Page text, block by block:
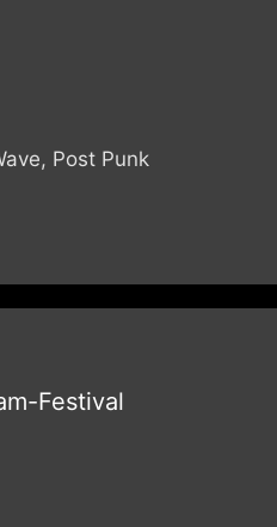
, Post Punk
Festival